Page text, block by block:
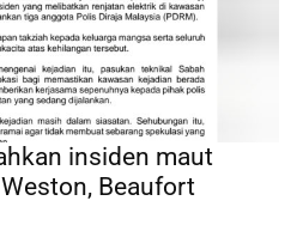
insiden maut
Beaufort